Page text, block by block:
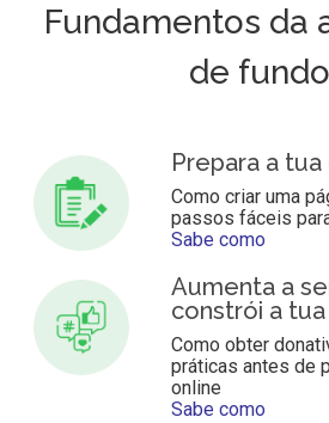
Fundamentos da
de
Prepara a
Como criar uma
passos fáceis
Sabe como
Aumenta a
constrói a
Como obter
práticas antes de
online
Sabe como